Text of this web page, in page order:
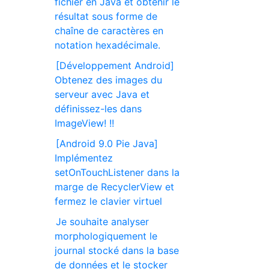
résultat sous forme de
chaîne de caractères en
notation hexadécimale.
[Développement Android]
Obtenez des images du
serveur avec Java et
définissez-les dans
ImageView! !!
[Android 9.0 Pie Java]
Implémentez
setOnTouchListener dans la
marge de RecyclerView et
fermez le clavier virtuel
Je souhaite analyser
morphologiquement le
journal stocké dans la base
de données et le stocker